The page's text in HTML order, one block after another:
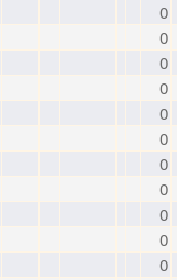
0
0
0
0
0
0
0
0
0
0
0